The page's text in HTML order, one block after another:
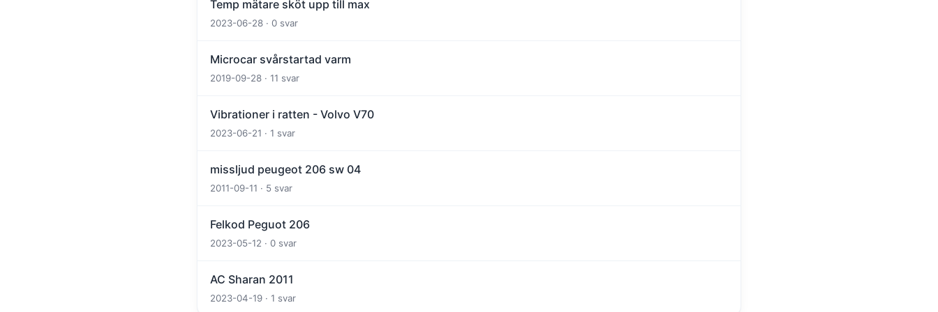
Temp mätare sköt upp till max
2023-06-28 · 0 svar
Microcar svårstartad varm
2019-09-28 · 11 svar
Vibrationer i ratten - Volvo V70
2023-06-21 · 1 svar
missljud peugeot 206 sw 04
2011-09-11 · 5 svar
Felkod Peguot 206
2023-05-12 · 0 svar
AC Sharan 2011
2023-04-19 · 1 svar